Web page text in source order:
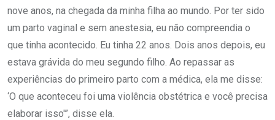
nove anos, na chegada da minha filha ao mundo. Por ter sido
um parto vaginal e sem anestesia, eu não compreendia o
que tinha acontecido. Eu tinha 22 anos. Dois anos depois, eu
estava grávida do meu segundo filho. Ao repassar as
experiências do primeiro parto com a médica, ela me disse:
‘O que aconteceu foi uma violência obstétrica e você precisa
elaborar isso'”, disse ela.